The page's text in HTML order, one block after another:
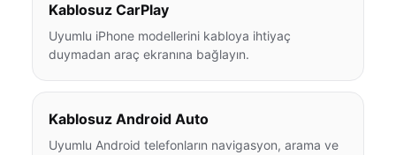
Kablosuz CarPlay
Uyumlu iPhone modellerini kabloya ihtiyaç
duymadan araç ekranına bağlayın.
Kablosuz Android Auto
Uyumlu Android telefonların navigasyon, arama ve